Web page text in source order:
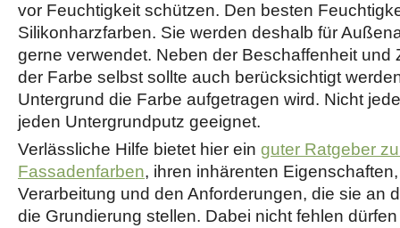
vor Feuchtigkeit schützen. Den besten
Silikonharzfarben. Sie werden deshalb für
gerne verwendet. Neben der Beschaffenheit und
der Farbe selbst sollte auch berücksichtigt
Untergrund die Farbe aufgetragen wird. Nicht
jeden Untergrundputz geeignet.
Verlässliche Hilfe bietet hier ein guter Ratgeber
Fassadenfarben, ihren inhärenten
Verarbeitung und den Anforderungen, die sie an
die Grundierung stellen. Dabei nicht fehlen